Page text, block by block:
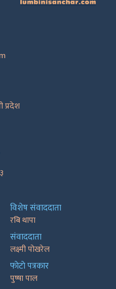
प्रदेश
विशेष संवाददाता
रबि थापा
संवाददाता
लक्ष्मी पोखरेल
फाेटाे पत्रकार
पुष्षा पाल